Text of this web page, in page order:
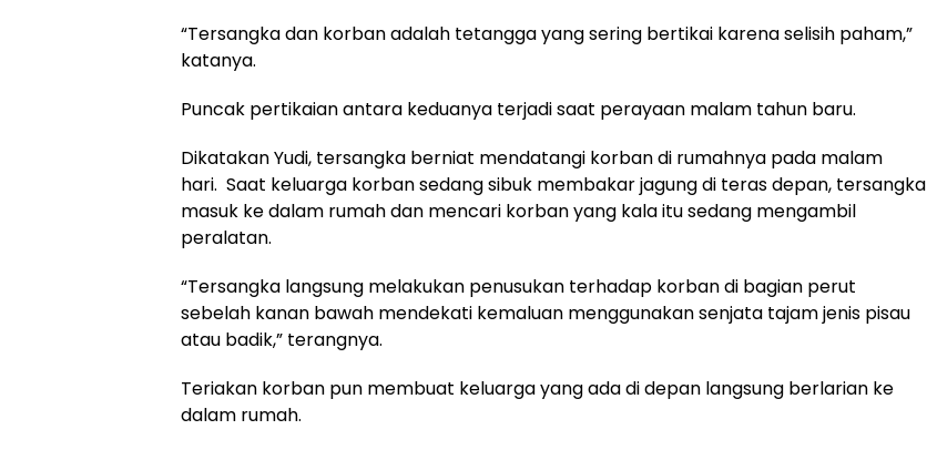
“Tersangka dan korban adalah tetangga yang sering bertikai karena selisih paham,”
katanya.
Puncak pertikaian antara keduanya terjadi saat perayaan malam tahun baru.
Dikatakan Yudi, tersangka berniat mendatangi korban di rumahnya pada malam
hari. Saat keluarga korban sedang sibuk membakar jagung di teras depan, tersangka
masuk ke dalam rumah dan mencari korban yang kala itu sedang mengambil
peralatan.
“Tersangka langsung melakukan penusukan terhadap korban di bagian perut
sebelah kanan bawah mendekati kemaluan menggunakan senjata tajam jenis pisau
atau badik,” terangnya.
Teriakan korban pun membuat keluarga yang ada di depan langsung berlarian ke
dalam rumah.